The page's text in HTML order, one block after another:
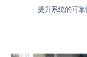
提升系统的可靠